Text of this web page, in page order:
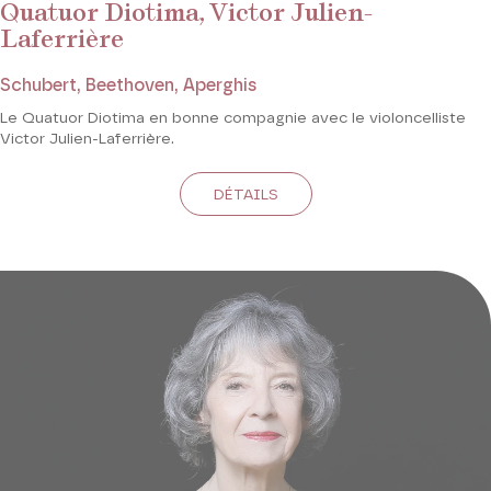
Quatuor Diotima, Victor Julien-
Laferrière
Schubert, Beethoven, Aperghis
Le Quatuor Diotima en bonne compagnie avec le violoncelliste
Victor Julien-Laferrière.
DÉTAILS